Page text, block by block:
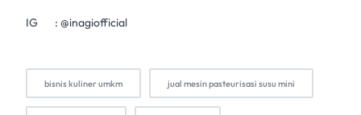
IG : @inagiofficial
bisnis kuliner umkm jual mesin pasteurisasi susu mini